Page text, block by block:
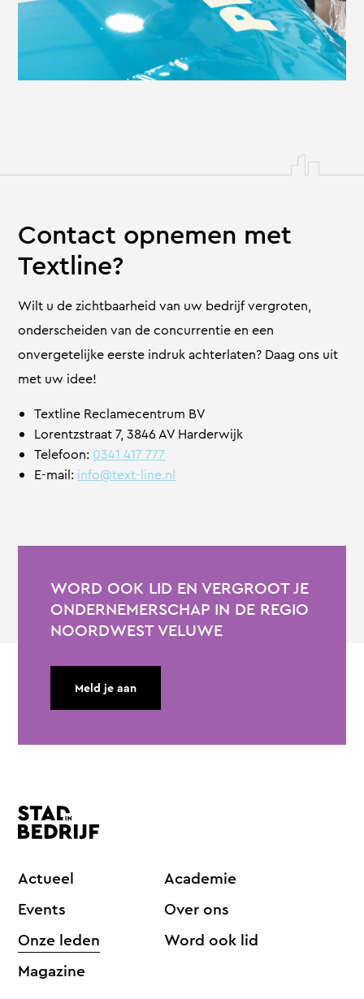
Contact opnemen met
Textline?
Wilt u de zichtbaarheid van uw bedrijf vergroten,
onderscheiden van de concurrentie en een
onvergetelijke eerste indruk achterlaten? Daag ons uit
met uw idee!
Textline Reclamecentrum BV
Lorentzstraat 7, 3846 AV Harderwijk
Telefoon: 0341 417 777
E-mail: info@text-line.nl
WORD OOK LID EN VERGROOT JE
ONDERNEMERSCHAP IN DE REGIO
NOORDWEST VELUWE
Meld je aan
Actueel
Events
Onze leden
Magazine
Academie
Over ons
Word ook lid